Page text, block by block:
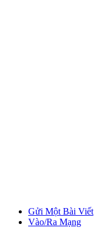
Gửi Một Bài Viết
Vào/Ra Mạng